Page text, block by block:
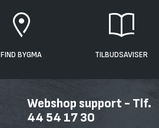
FIND BYGMA TILBUDSAVISER
Webshop support - Tlf.
44 54 17 30